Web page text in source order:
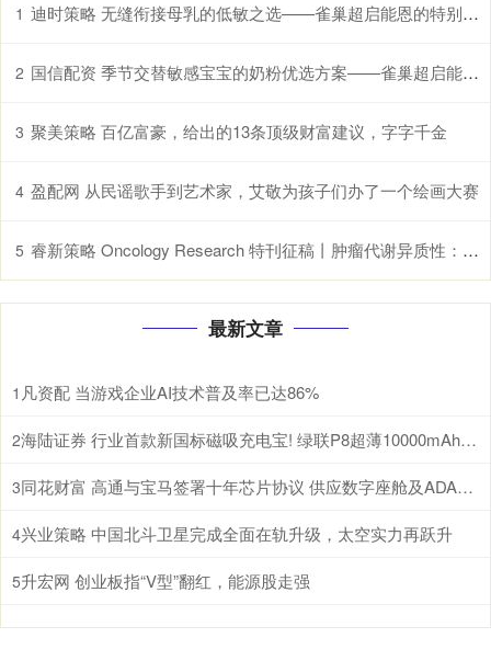
1 迪时策略 无缝衔接母乳的低敏之选——雀巢超启能恩的特别优势
2 国信配资 季节交替敏感宝宝的奶粉优选方案——雀巢超启能恩，守护脆弱肠胃
3 聚美策略 百亿富豪，给出的13条顶级财富建议，字字千金
4 盈配网 从民谣歌手到艺术家，艾敬为孩子们办了一个绘画大赛
5 睿新策略 Oncology Research 特刊征稿丨肿瘤代谢异质性：机制、生物标志物与治疗意义_研究
最新文章
1 凡资配 当游戏企业AI技术普及率已达86%
2 海陆证券 行业首款新国标磁吸充电宝! 绿联P8超薄10000mAh磁吸移动电源开启预约
3 同花财富 高通与宝马签署十年芯片协议 供应数字座舱及ADAS计算芯片
4兴业策略 中国北斗卫星完成全面在轨升级，太空实力再跃升
5升宏网 创业板指“V型”翻红，能源股走强